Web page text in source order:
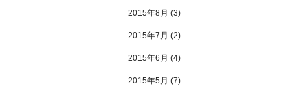
2015年8月 (3)
2015年7月 (2)
2015年6月 (4)
2015年5月 (7)